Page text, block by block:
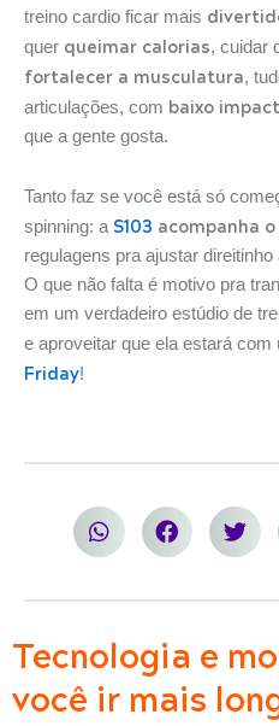
treino cardio ficar mais
quer queimar calorias, cuidar
fortalecer a musculatura,
articulações, com baixo
que a gente gosta.
Tanto faz se você está só
spinning: a S103 acompanha
regulagens pra ajustar
O que não falta é motivo pra
em um verdadeiro estúdio de
e aproveitar que ela estará
Friday!
Tecnologia e
você ir mais